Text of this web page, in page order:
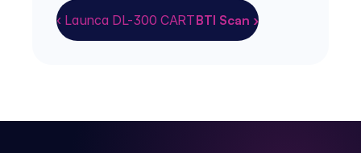
‹ Launca DL-300 CARTBTI Scan ›